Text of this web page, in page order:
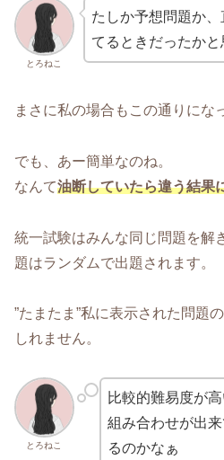
とろねこ
たしか予想問題か
てるときだったかと
まさに私の場合もこの通りにな
でも、あー簡単なのね。
なんて油断していたら違う結果
統一試験はみんな同じ問題を解
題はランダムで出題されます。
”たまたま”私に表示された問題
しれません。
とろねこ
比較的難易度が
組み合わせが出
るのかなぁ